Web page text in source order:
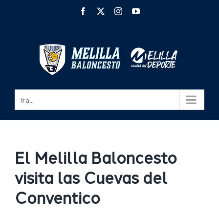
Facebook InstagramYouTube
Ir a...
El Melilla Baloncesto
visita las Cuevas del
Conventico